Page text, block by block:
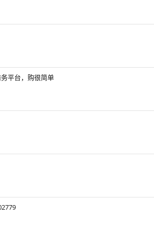
平台，购很简单